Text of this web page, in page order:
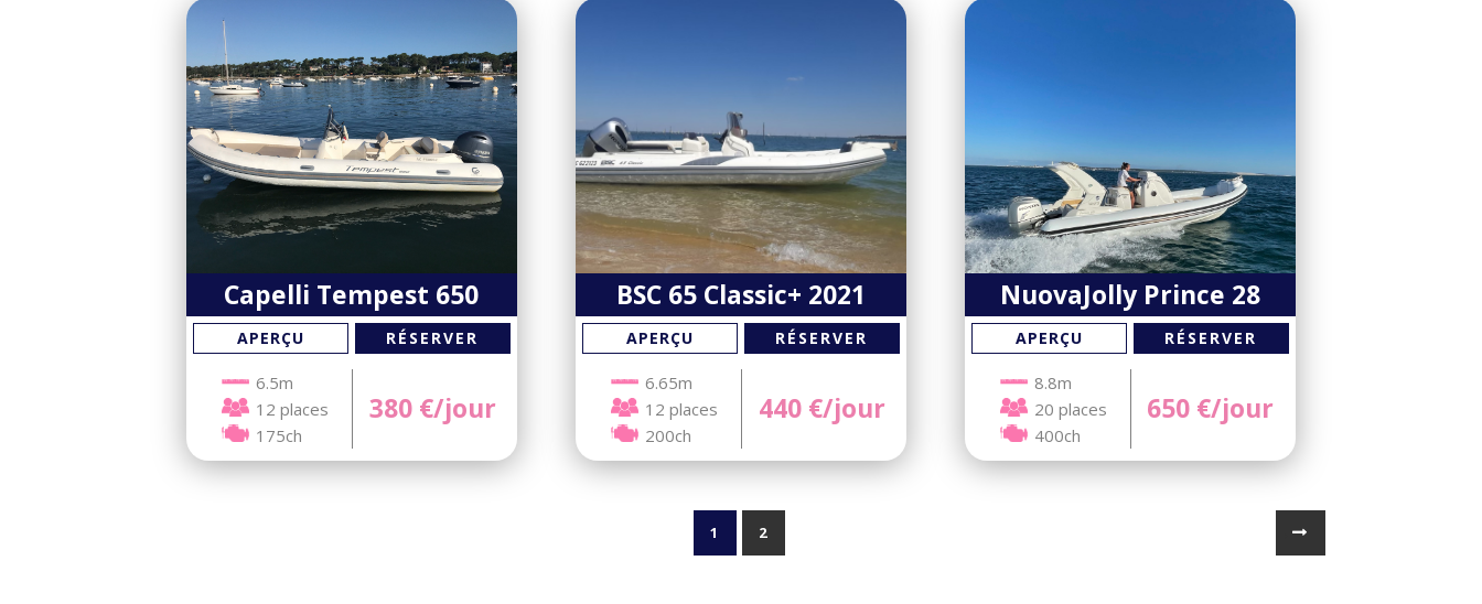
Capelli Tempest 650
APERÇU
380 €/jour
RÉSERVER
6.5m
12 places
175ch
BSC 65 Classic+ 2021
APERÇU
440 €/jour
RÉSERVER
6.65m
12 places
200ch
NuovaJolly Prince 28
APERÇU
650 €/jour
RÉSERVER
8.8m
20 places
400ch
1 2